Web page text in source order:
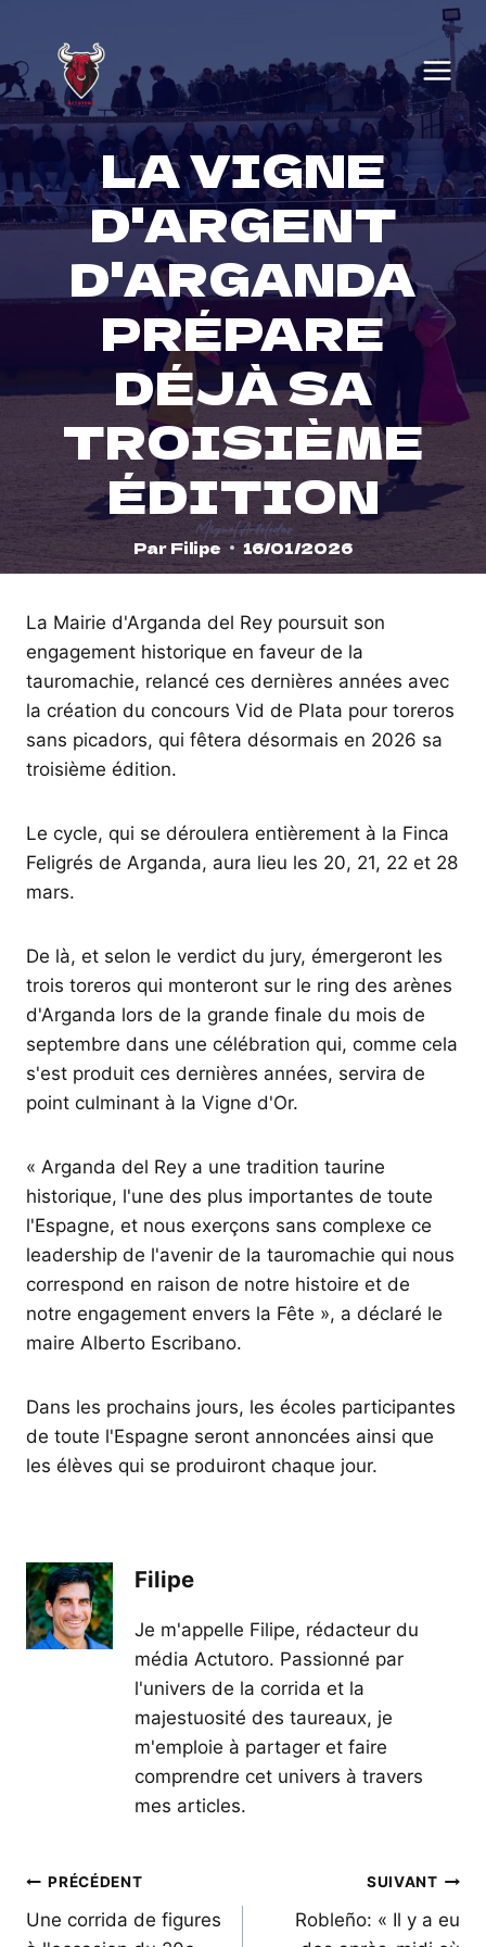
content
LA VIGNE
D'ARGENT
D'ARGANDA
PRÉPARE
DÉJÀ SA
TROISIÈME
ÉDITION
Par Filipe 16/01/2026
La Mairie d'Arganda del Rey poursuit son
engagement historique en faveur de la
tauromachie, relancé ces dernières années avec
la création du concours Vid de Plata pour toreros
sans picadors, qui fêtera désormais en 2026 sa
troisième édition.
Le cycle, qui se déroulera entièrement à la Finca
Feligrés de Arganda, aura lieu les 20, 21, 22 et 28
mars.
De là, et selon le verdict du jury, émergeront les
trois toreros qui monteront sur le ring des arènes
d'Arganda lors de la grande finale du mois de
septembre dans une célébration qui, comme cela
s'est produit ces dernières années, servira de
point culminant à la Vigne d'Or.
« Arganda del Rey a une tradition taurine
historique, l'une des plus importantes de toute
l'Espagne, et nous exerçons sans complexe ce
leadership de l'avenir de la tauromachie qui nous
correspond en raison de notre histoire et de
notre engagement envers la Fête », a déclaré le
maire Alberto Escribano.
Dans les prochains jours, les écoles participantes
de toute l'Espagne seront annoncées ainsi que
les élèves qui se produiront chaque jour.
Filipe
Je m'appelle Filipe, rédacteur du
média Actutoro. Passionné par
l'univers de la corrida et la
majestuosité des taureaux, je
m'emploie à partager et faire
comprendre cet univers à travers
mes articles.
Navigation
de
PRÉCÉDENT
Une corrida de figures
SUIVANT
Robleño: « Il y a eu